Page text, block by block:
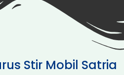
Stir Mobil Satria